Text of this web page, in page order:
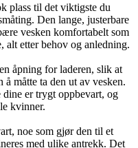
plass til det viktigste du
Den lange, justerbare
vesken komfortabelt som
alt etter behov og anledning.
åpning for laderen, slik at
måtte ta den ut av vesken.
dine er trygt oppbevart, og
kvinner.
noe som gjør den til et
med ulike antrekk. Det